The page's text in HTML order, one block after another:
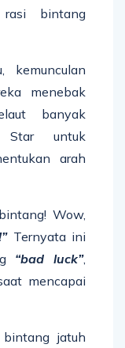
rasi bintang
kemunculan
menebak
banyak
Star untuk
arah
Wow,
Ternyata ini
“bad luck”,
mencapai
jatuh